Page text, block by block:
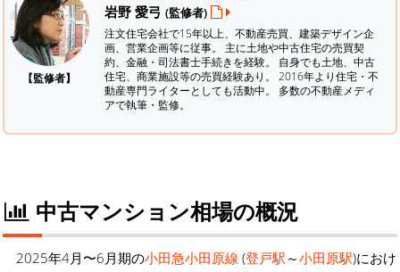
【監修者】
岩野 愛弓 (監修者)
注文住宅会社で15年以上、不動産売買、建築デザイン企
画、営業企画等に従事。 主に土地や中古住宅の売買契
約、金融・司法書士手続きを経験。 自身でも土地、中古
住宅、商業施設等の売買経験あり。 2016年より住宅・不
動産専門ライターとしても活動中。 多数の不動産メディ
アで執筆・監修。
中古マンション相場の概況
2025年4月〜6月期の小田急小田原線 (登戸駅 ～小田原駅)におけ